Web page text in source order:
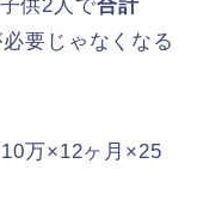
供2人で合計
要じゃなくなる
万×12ヶ月×25